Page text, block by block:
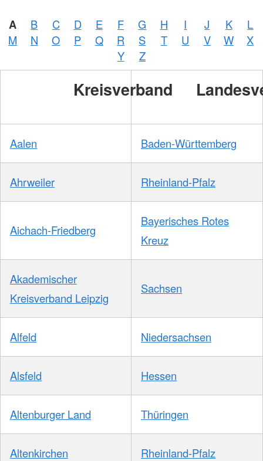
A B C D E F G H I J K
L
M
N O P Q R S T U V W
X
Y
Z
Kreisverband
Aalen Baden-Württemberg
Ahrweiler Rheinland-Pfalz
Aichach-Friedberg
Bayerisches Rotes
Kreuz
Akademischer
Kreisverband Leipzig
Sachsen
Alfeld Niedersachsen
Alsfeld Hessen
Altenburger Land Thüringen
Altenkirchen Rheinland-Pfalz